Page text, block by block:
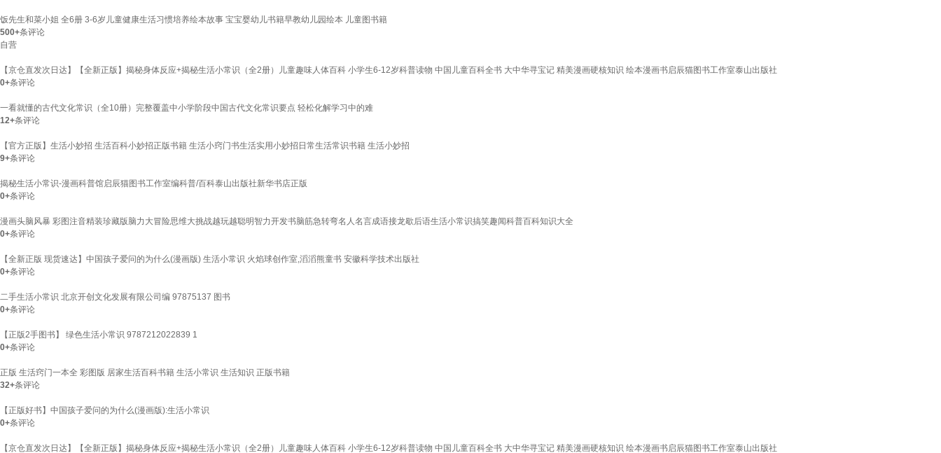
饭先生和菜小姐 全6册 3-6岁儿童健康生活习惯培养绘本故事 宝宝婴幼儿书籍早教幼儿园绘本 儿童图书籍
500+条评论
自营
【京仓直发次日达】【全新正版】揭秘身体反应+揭秘生活小常识（全2册）儿童趣味人体百科 小学生6-12岁科普读物 中国儿童百科全书 大中华寻宝记 精美漫画硬核知识 绘本漫画书启辰猫图书工作室泰山出版社
0+条评论
一看就懂的古代文化常识（全10册）完整覆盖中小学阶段中国古代文化常识要点 轻松化解学习中的难
12+条评论
【官方正版】生活小妙招 生活百科小妙招正版书籍 生活小窍门书生活实用小妙招日常生活常识书籍 生活小妙招
9+条评论
揭秘生活小常识-漫画科普馆启辰猫图书工作室编科普/百科泰山出版社新华书店正版
0+条评论
漫画头脑风暴 彩图注音精装珍藏版脑力大冒险思维大挑战越玩越聪明智力开发书脑筋急转弯名人名言成语接龙歇后语生活小常识搞笑趣闻科普百科知识大全
0+条评论
【全新正版 现货速达】中国孩子爱问的为什么(漫画版) 生活小常识 火焰球创作室,滔滔熊童书 安徽科学技术出版社
0+条评论
二手生活小常识 北京开创文化发展有限公司编 97875137 图书
0+条评论
【正版2手图书】 绿色生活小常识 9787212022839 1
0+条评论
正版 生活窍门一本全 彩图版 居家生活百科书籍 生活小常识 生活知识 正版书籍
32+条评论
【正版好书】中国孩子爱问的为什么(漫画版):生活小常识
0+条评论
【京仓直发次日达】【全新正版】揭秘身体反应+揭秘生活小常识（全2册）儿童趣味人体百科 小学生6-12岁科普读物 中国儿童百科全书 大中华寻宝记 精美漫画硬核知识 绘本漫画书启辰猫图书工作室泰山出版社